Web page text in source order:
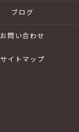
ブログ
お問い合わせ
サイトマップ